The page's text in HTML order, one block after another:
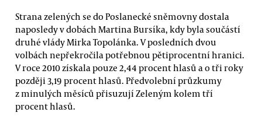
Strana zelených se do Poslanecké sněmovny dostala
naposledy v dobách Martina Bursíka, kdy byla součástí
druhé vlády Mirka Topolánka. V posledních dvou
volbách nepřekročila potřebnou pětiprocentní hranici.
V roce 2010 získala pouze 2,44 procent hlasů a o tři roky
později 3,19 procent hlasů. Předvolební průzkumy
z minulých měsíců přisuzují Zeleným kolem tří
procent hlasů.